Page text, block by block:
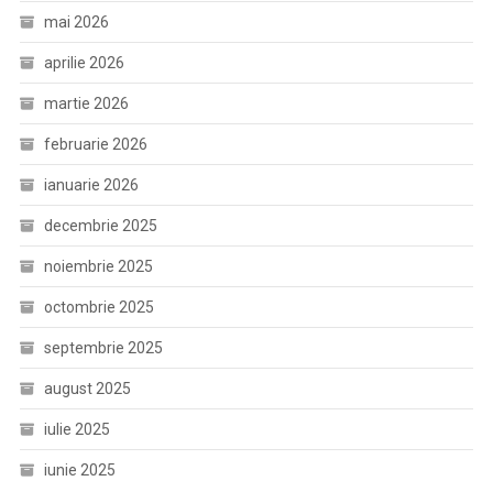
mai 2026
aprilie 2026
martie 2026
februarie 2026
ianuarie 2026
decembrie 2025
noiembrie 2025
octombrie 2025
septembrie 2025
august 2025
iulie 2025
iunie 2025